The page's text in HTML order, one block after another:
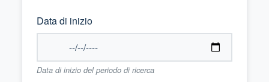
Data di inizio
Data di inizio del periodo di ricerca